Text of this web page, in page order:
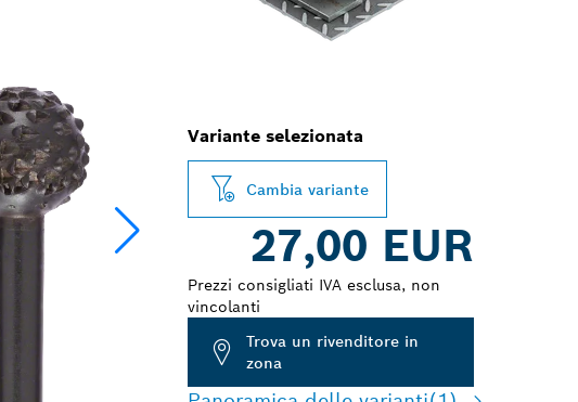
Variante selezionata
Cambia variante
27,00 EUR
Prezzi consigliati IVA esclusa, non
vincolanti
Trova un rivenditore in
zona